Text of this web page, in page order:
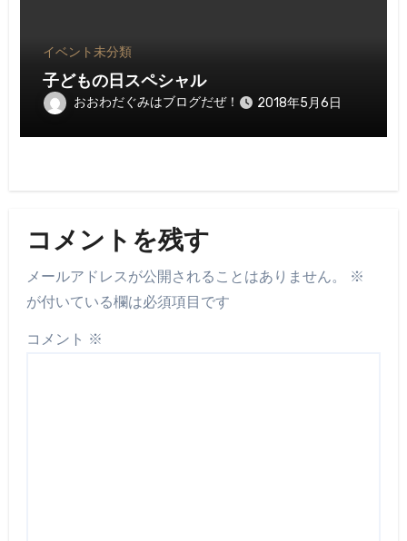
イベント未分類
子どもの日スペシャル
おおわだぐみはブログだぜ！ 2018年5月6日
コメントを残す
メールアドレスが公開されることはありません。
※
が付いている欄は必須項目です
コメント ※